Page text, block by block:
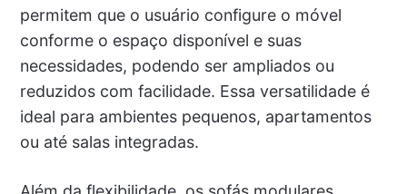
permitem que o usuário configure o móvel
conforme o espaço disponível e suas
necessidades, podendo ser ampliados ou
reduzidos com facilidade. Essa versatilidade é
ideal para ambientes pequenos, apartamentos
ou até salas integradas.